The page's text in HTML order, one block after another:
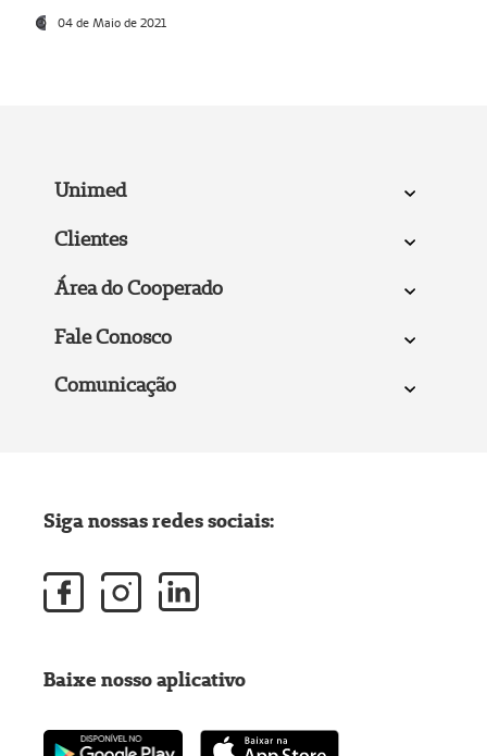
04 de Maio de 2021
Unimed
Clientes
Área do Cooperado
Fale Conosco
Comunicação
Siga nossas redes sociais:
Baixe nosso aplicativo